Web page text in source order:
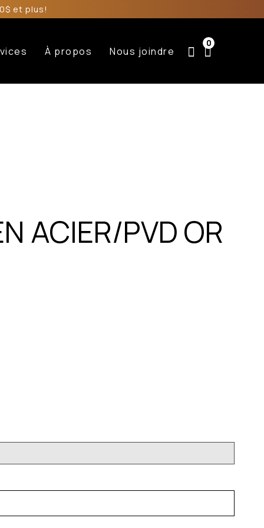
et plus!
À propos Nous joindre
0
ACIER/PVD OR